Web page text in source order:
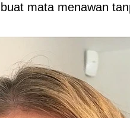
mata menawan